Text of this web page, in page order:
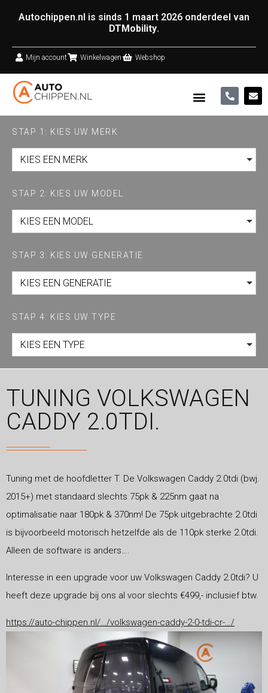
Autochippen.nl is sinds 1 maart 2026 onderdeel van
DTMobility.
Mijn account Winkelwagen Webshop
STAP 1: KIES UW MERK
KIES EEN MERK
STAP 2: KIES UW MODEL
KIES EEN MODEL
STAP 3: KIES UW GENERATIE
KIES EEN GENERATIE
STAP 4: KIES UW TYPE
KIES EEN TYPE
TUNING VOLKSWAGEN
CADDY 2.0TDI.
Tuning met de hoofdletter T. De Volkswagen Caddy 2.0tdi (bwj.
2015+) met standaard slechts 75pk & 225nm gaat na
optimalisatie naar 180pk & 370nm! De 75pk uitgebrachte 2.0tdi
is bijvoorbeeld motorisch hetzelfde als de 110pk sterke 2.0tdi.
Alleen de software is anders….
Interesse in een upgrade voor uw Volkswagen Caddy 2.0tdi? U
heeft deze upgrade bij ons al voor slechts €499,- inclusief btw.
https://auto-chippen.nl/…/volkswagen-caddy-2-0-tdi-cr-…/